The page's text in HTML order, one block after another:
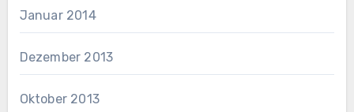
Januar 2014
Dezember 2013
Oktober 2013